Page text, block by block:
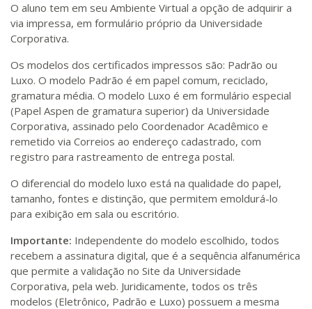
O aluno tem em seu Ambiente Virtual a opção de adquirir a
via impressa, em formulário próprio da Universidade
Corporativa.
Os modelos dos certificados impressos são: Padrão ou
Luxo. O modelo Padrão é em papel comum, reciclado,
gramatura média. O modelo Luxo é em formulário especial
(Papel Aspen de gramatura superior) da Universidade
Corporativa, assinado pelo Coordenador Acadêmico e
remetido via Correios ao endereço cadastrado, com
registro para rastreamento de entrega postal.
O diferencial do modelo luxo está na qualidade do papel,
tamanho, fontes e distinção, que permitem emoldurá-lo
para exibição em sala ou escritório.
Importante: Independente do modelo escolhido, todos
recebem a assinatura digital, que é a sequência alfanumérica
que permite a validação no Site da Universidade
Corporativa, pela web. Juridicamente, todos os três
modelos (Eletrônico, Padrão e Luxo) possuem a mesma